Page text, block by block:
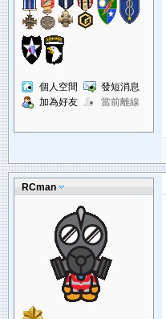
個人空間
發短消息
加為好友
當前離線
RCman